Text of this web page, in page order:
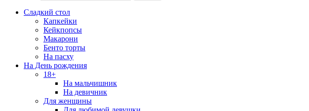
Сладкий стол
Капкейки
Кейкпопсы
Макарони
Бенто торты
На пасху
На День рождения
18+
На мальчишник
На девичник
Для женщины